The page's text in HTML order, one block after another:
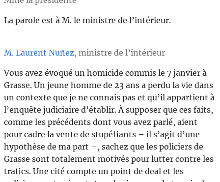
La parole est à M. le ministre de l’intérieur.
M. Laurent Nuñez, ministre de l’intérieur
Vous avez évoqué un homicide commis le 7 janvier à
Grasse. Un jeune homme de 23 ans a perdu la vie dans
un contexte que je ne connais pas et qu’il appartient à
l’enquête judiciaire d’établir. À supposer que ces faits,
comme les précédents dont vous avez parlé, aient
pour cadre la vente de stupéfiants – il s’agit d’une
hypothèse de ma part –, sachez que les policiers de
Grasse sont totalement motivés pour lutter contre les
trafics. Une cité compte un point de deal et les